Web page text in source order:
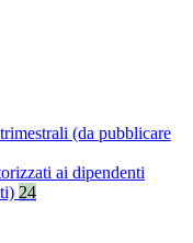
(da pubblicare
ai dipendenti
24